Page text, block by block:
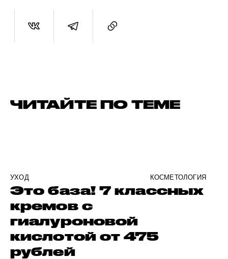
ЧИТАЙТЕ ПО ТЕМЕ
УХОД КОСМЕТОЛОГИЯ
Это база! 7 классных
кремов с
гиалуроновой
кислотой от 475
рублей